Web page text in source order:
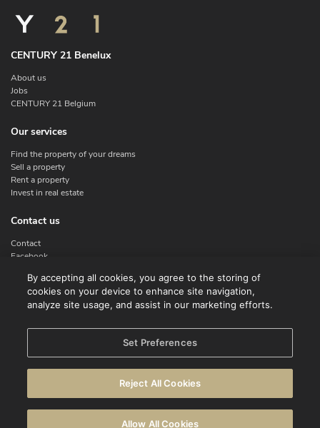
CENTURY 21 Benelux
About us
Jobs
CENTURY 21 Belgium
Our services
Find the property of your dreams
Sell a property
Rent a property
Invest in real estate
Contact us
Contact
Facebook
Linkedin
Terms of use
Privacy policy
Cookie Policy
By accepting all cookies, you agree to the storing of
cookies on your device to enhance site navigation,
analyze site usage, and assist in our marketing efforts.
Set Preferences
Reject All Cookies
Allow All Cookies